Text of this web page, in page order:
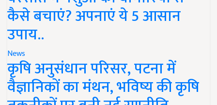
कैसे बचाएं? अपनाएं ये 5 आसान
उपाय..
News
कृषि अनुसंधान परिसर, पटना में
वैज्ञानिकों का मंथन, भविष्य की कृषि